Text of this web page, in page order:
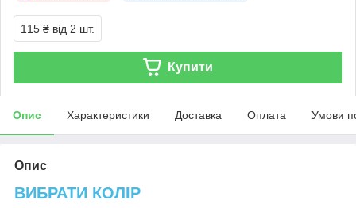
115 ₴ від 2 шт.
Купити
Опис Характеристики Доставка Оплата Умови
Опис
ВИБРАТИ КОЛІР